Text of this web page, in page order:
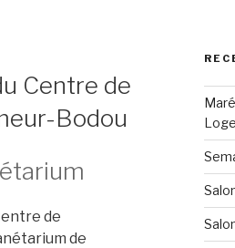
Centre de
Bodou
de
de